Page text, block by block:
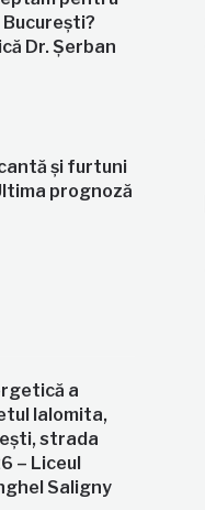
Dr. Șerban
și furtuni
prognoză
a
Ialomita,
strada
– Liceul
Saligny